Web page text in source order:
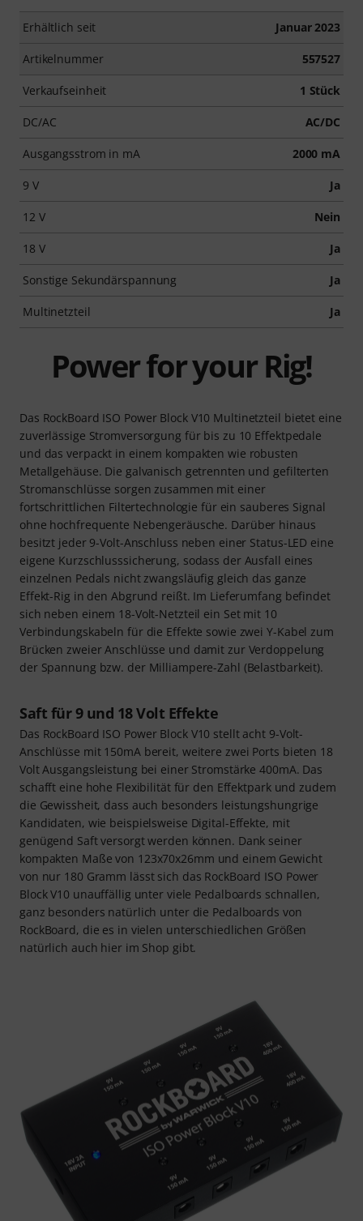
Erhältlich seit Januar 2023
Artikelnummer 557527
Verkaufseinheit 1 Stück
DC/AC AC/DC
Ausgangsstrom in mA 2000 mA
9 V Ja
12 V Nein
18 V Ja
Sonstige Sekundärspannung Ja
Multinetzteil Ja
Power for your Rig!
Das RockBoard ISO Power Block V10 Multinetzteil bietet eine
zuverlässige Stromversorgung für bis zu 10 Effektpedale
und das verpackt in einem kompakten wie robusten
Metallgehäuse. Die galvanisch getrennten und gefilterten
Stromanschlüsse sorgen zusammen mit einer
fortschrittlichen Filtertechnologie für ein sauberes Signal
ohne hochfrequente Nebengeräusche. Darüber hinaus
besitzt jeder 9-Volt-Anschluss neben einer Status-LED eine
eigene Kurzschlusssicherung, sodass der Ausfall eines
einzelnen Pedals nicht zwangsläufig gleich das ganze
Effekt-Rig in den Abgrund reißt. Im Lieferumfang befindet
sich neben einem 18-Volt-Netzteil ein Set mit 10
Verbindungskabeln für die Effekte sowie zwei Y-Kabel zum
Brücken zweier Anschlüsse und damit zur Verdoppelung
der Spannung bzw. der Milliampere-Zahl (Belastbarkeit).
Saft für 9 und 18 Volt Effekte
Das RockBoard ISO Power Block V10 stellt acht 9-Volt-
Anschlüsse mit 150mA bereit, weitere zwei Ports bieten 18
Volt Ausgangsleistung bei einer Stromstärke 400mA. Das
schafft eine hohe Flexibilität für den Effektpark und zudem
die Gewissheit, dass auch besonders leistungshungrige
Kandidaten, wie beispielsweise Digital-Effekte, mit
genügend Saft versorgt werden können. Dank seiner
kompakten Maße von 123x70x26mm und einem Gewicht
von nur 180 Gramm lässt sich das RockBoard ISO Power
Block V10 unauffällig unter viele Pedalboards schnallen,
ganz besonders natürlich unter die Pedalboards von
RockBoard, die es in vielen unterschiedlichen Größen
natürlich auch hier im Shop gibt.